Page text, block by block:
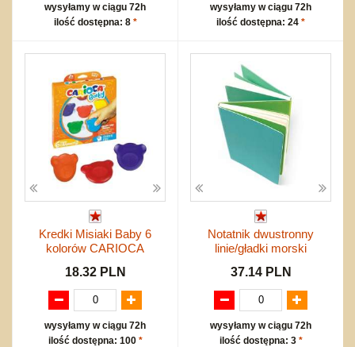
wysyłamy w ciągu 72h
ilość dostępna: 8 *
wysyłamy w ciągu 72h
ilość dostępna: 24 *
Kredki Misiaki Baby 6
kolorów CARIOCA
18.32 PLN
wysyłamy w ciągu 72h
ilość dostępna: 100 *
Notatnik dwustronny
linie/gładki morski
37.14 PLN
wysyłamy w ciągu 72h
ilość dostępna: 3 *